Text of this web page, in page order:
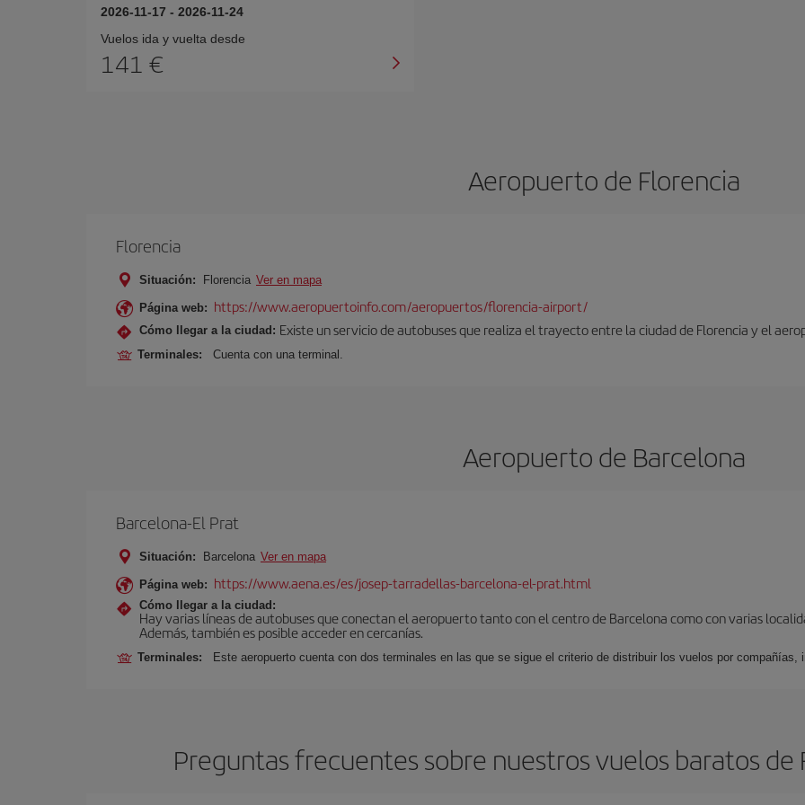
2026-11-17 - 2026-11-24
Vuelos ida y vuelta desde
141
Aeropuerto de Florencia
Florencia
Situación: Florencia Ver en mapa
Página web: https://www.aeropuertoinfo.com/aeropuertos/florencia-airport/
Cómo llegar a la ciudad: Existe un servicio de autobuses que realiza el trayecto entre la ciudad de Florencia y el
Terminales: Cuenta con una terminal.
Aeropuerto de Barcelona
Barcelona-El Prat
Situación: Barcelona Ver en mapa
Página web: https://www.aena.es/es/josep-tarradellas-barcelona-el-prat.html
Cómo llegar a la ciudad:
Hay varias líneas de autobuses que conectan el aeropuerto tanto con el centro de Barcelona como con varias
Además, también es posible acceder en cercanías.
Terminales: Este aeropuerto cuenta con dos terminales en las que se sigue el criterio de distribuir los vuelos por compañías,
Preguntas frecuentes sobre nuestros vuelos baratos de